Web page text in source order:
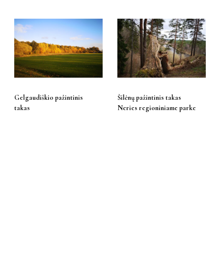
Gelgaudiškio pažintinis
takas
Šilėnų pažintinis takas
Neries regioniniame parke